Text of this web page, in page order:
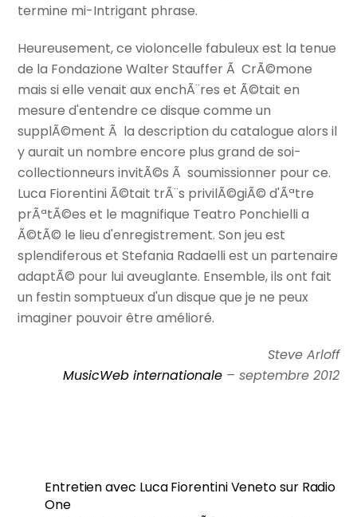
termine mi-Intrigant phrase.
Heureusement, ce violoncelle fabuleux est la tenue
de la Fondazione Walter Stauffer Ã CrÃ©mone
mais si elle venait aux enchÃ¨res et Ã©tait en
mesure d'entendre ce disque comme un
supplÃ©ment Ã la description du catalogue alors il
y aurait un nombre encore plus grand de soi-
collectionneurs invitÃ©s Ã soumissionner pour ce.
Luca Fiorentini Ã©tait trÃ¨s privilÃ©giÃ© d'Ãªtre
prÃªtÃ©es et le magnifique Teatro Ponchielli a
Ã©tÃ© le lieu d'enregistrement. Son jeu est
splendiferous et Stefania Radaelli est un partenaire
adaptÃ© pour lui aveuglante. Ensemble, ils ont fait
un festin somptueux d'un disque que je ne peux
imaginer pouvoir être amélioré.
Steve Arloff
MusicWeb internationale– septembre 2012
Entretien avec Luca Fiorentini Veneto sur Radio
One